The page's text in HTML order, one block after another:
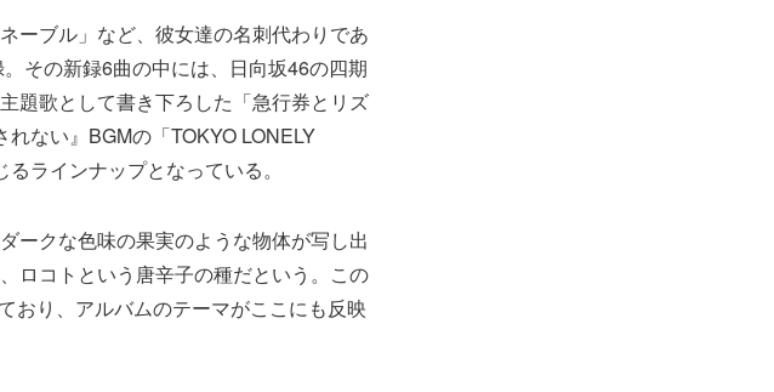
ーブル」など、彼女達の名刺代わりであ
その新録6曲の中には、日向坂46の四期
題歌として書き下ろした「急行券とリズ
ない』BGMの「TOKYO LONELY
ラインナップとなっている。
ークな色味の果実のような物体が写し出
ロコトという唐辛子の種だという。この
おり、アルバムのテーマがここにも反映